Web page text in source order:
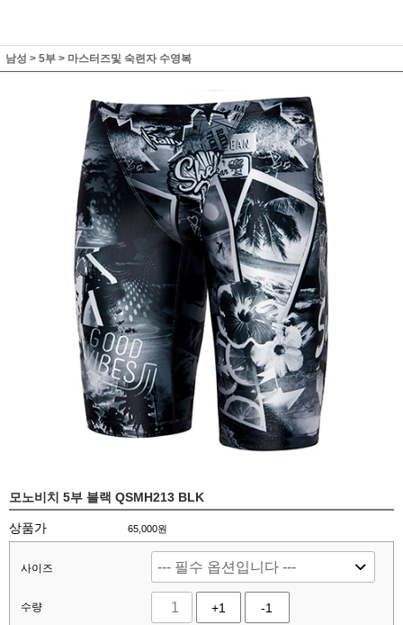
남성 > 5부 > 마스터즈및 숙련자 수영복
모노비치 5부 블랙 QSMH213 BLK
상품가 65,000원
사이즈
수량 +1 -1